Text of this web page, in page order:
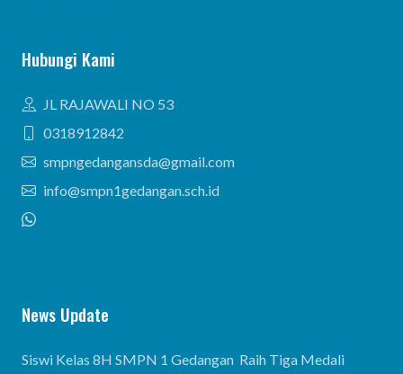
Hubungi Kami
JL RAJAWALI NO 53
0318912842
smpngedangansda@gmail.com
info@smpn1gedangan.sch.id
News Update
Siswi Kelas 8H SMPN 1 Gedangan Raih Tiga Medali